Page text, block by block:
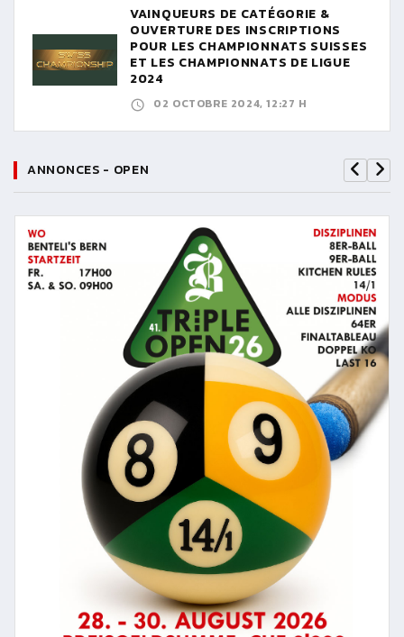
VAINQUEURS DE CATÉGORIE &
OUVERTURE DES INSCRIPTIONS
POUR LES CHAMPIONNATS SUISSES
ET LES CHAMPIONNATS DE LIGUE
2024
02 OCTOBRE 2024, 12:27 H
ANNONCES - OPEN